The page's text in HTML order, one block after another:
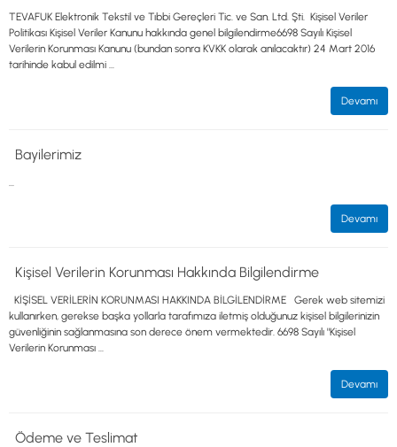
© 2024 Tevafuk Elektronik LTD. ŞTİ.
Dedektör Dünyası, lider dünya markası dedektörlerin
Türkiye distribitörü olan Tevafuk Elektronik LTD. ŞTİ. resmi satış kanalıdır.
TEVAFUK Elektronik Tekstil ve Tıbbi Gereçleri Tic. ve San. Ltd. Şti. Kişisel Veriler
Politikası Kişisel Veriler Kanunu hakkında genel bilgilendirme6698 Sayılı Kişisel
Verilerin Korunması Kanunu (bundan sonra KVKK olarak anılacaktır) 24 Mart 2016
tarihinde kabul edilmi ...
Devamı
Bayilerimiz
...
Devamı
Kişisel Verilerin Korunması Hakkında Bilgilendirme
KİŞİSEL VERİLERİN KORUNMASI HAKKINDA BİLGİLENDİRME Gerek web sitemizi
kullanırken, gerekse başka yollarla tarafımıza iletmiş olduğunuz kişisel bilgilerinizin
güvenliğinin sağlanmasına son derece önem vermektedir. 6698 Sayılı "Kişisel
Verilerin Korunması ...
Devamı
Ödeme ve Teslimat